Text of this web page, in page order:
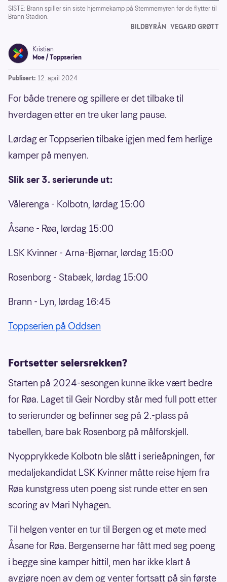
SISTE: Brann spiller sin siste hjemmekamp på Stemmemyren før de flytter til
Brann Stadion.
BILDBYRÅN VEGARD GRØTT
Kristian
Moe / Toppserien
Publisert: 12. april 2024
For både trenere og spillere er det tilbake til
hverdagen etter en tre uker lang pause.
Lørdag er Toppserien tilbake igjen med fem herlige
kamper på menyen.
Slik ser 3. serierunde ut:
Vålerenga - Kolbotn, lørdag 15:00
Åsane - Røa, lørdag 15:00
LSK Kvinner - Arna-Bjørnar, lørdag 15:00
Rosenborg - Stabæk, lørdag 15:00
Brann - Lyn, lørdag 16:45
Toppserien på Oddsen
Fortsetter seiersrekken?
Starten på 2024-sesongen kunne ikke vært bedre
for Røa. Laget til Geir Nordby står med full pott etter
to serierunder og befinner seg på 2.-plass på
tabellen, bare bak Rosenborg på målforskjell.
Nyopprykkede Kolbotn ble slått i serieåpningen, før
medaljekandidat LSK Kvinner måtte reise hjem fra
Røa kunstgress uten poeng sist runde etter en sen
scoring av Mari Nyhagen.
Til helgen venter en tur til Bergen og et møte med
Åsane for Røa. Bergenserne har fått med seg poeng
i begge sine kamper hittil, men har ikke klart å
avgjøre noen av dem og venter fortsatt på sin første